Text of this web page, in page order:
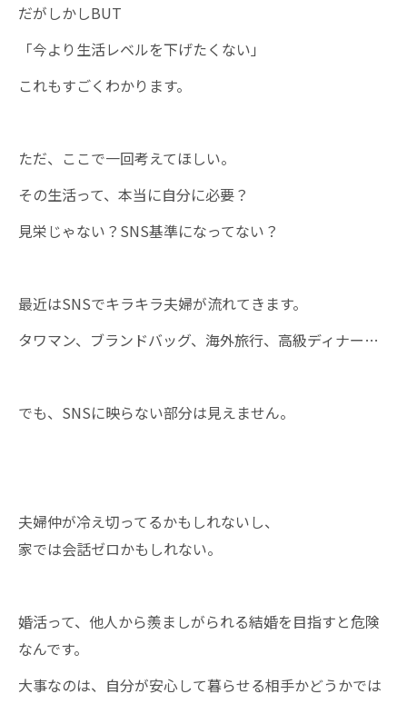
だがしかしBUT
「今より生活レベルを下げたくない」
これもすごくわかります。
ただ、ここで一回考えてほしい。
その生活って、本当に自分に必要？
見栄じゃない？SNS基準になってない？
最近はSNSでキラキラ夫婦が流れてきます。
タワマン、ブランドバッグ、海外旅行、高級ディナー…
でも、SNSに映らない部分は見えません。
夫婦仲が冷え切ってるかもしれないし、
家では会話ゼロかもしれない。
婚活って、他人から羨ましがられる結婚を目指すと危険
なんです。
大事なのは、自分が安心して暮らせる相手かどうかでは